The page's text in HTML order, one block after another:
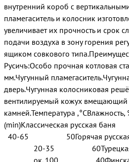
внутренний короб с
пламегаситель и колосник
увеличивает их прочность и срок
подачи воздуха в зону горения
ящиком совкового
Русичъ:Особо прочная котловая
мм.Чугунный
дверь.Чугунная колосниковая
вентилируемый кожух вмещающий
камней.Температура ,°СВлажность,
(min)Классическая
40-65 50Горячая
20-35
ок. 100